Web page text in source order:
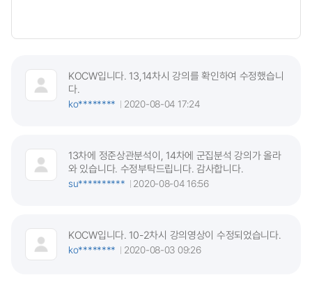
KOCW입니다. 13,14차시 강의를 확인하여 수정했습니
다.
ko********
2020-08-04 17:24
13차에 정준상관분석이, 14차에 군집분석 강의가 올라
와 있습니다. 수정부탁드립니다. 감사합니다.
su**********
2020-08-04 16:56
KOCW입니다. 10-2차시 강의영상이 수정되었습니다.
ko********
2020-08-03 09:26